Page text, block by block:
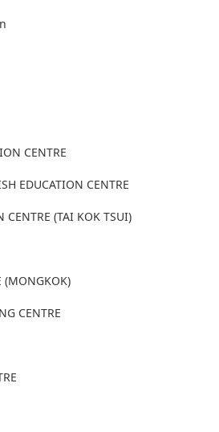
CENTRE
EDUCATION CENTRE
CENTRE (TAI KOK TSUI)
(MONGKOK)
CENTRE